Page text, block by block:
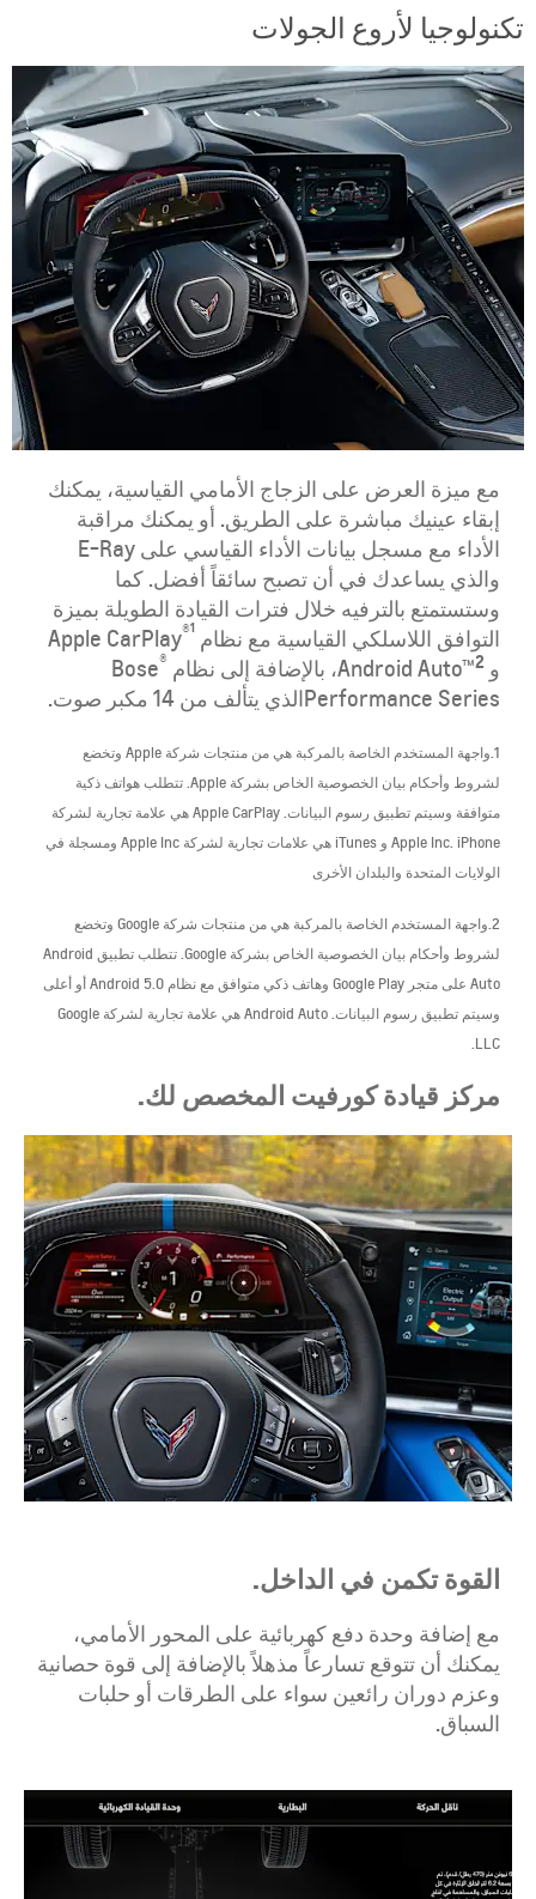
تكنولوجيا لأروع الجولات
​مع ميزة العرض على الزجاج الأمامي القياسية، يمكنك
إبقاء عينيك مباشرة على الطريق. أو يمكنك مراقبة
الأداء مع مسجل بيانات الأداء القياسي على E-Ray
والذي يساعدك في أن تصبح سائقاً أفضل. كما
وستستمتع بالترفيه خلال فترات القيادة الطويلة بميزة
التوافق اللاسلكي القياسية مع نظام Apple CarPlay ®1
و Android Auto™ 2 ، بالإضافة إلى نظام Bose ®
Performance Seriesالذي يتألف من 14 مكبر صوت.
1.واجهة المستخدم الخاصة بالمركبة هي من منتجات شركة Apple وتخضع
لشروط وأحكام بيان الخصوصية الخاص بشركة Apple. تتطلب هواتف ذكية
متوافقة وسيتم تطبيق رسوم البيانات. Apple CarPlay هي علامة تجارية لشركة
Apple Inc. iPhone و iTunes هي علامات تجارية لشركة Apple Inc ومسجلة في
الولايات المتحدة والبلدان الأخرى
2.واجهة المستخدم الخاصة بالمركبة هي من منتجات شركة Google وتخضع
لشروط وأحكام بيان الخصوصية الخاص بشركة Google. تتطلب تطبيق Android
Auto على متجر Google Play وهاتف ذكي متوافق مع نظام Android 5.0 أو أعلى
وسيتم تطبيق رسوم البيانات. Android Auto هي علامة تجارية لشركة Google
LLC.
مركز قيادة كورفيت المخصص لك.
القوة تكمن في الداخل.
مع إضافة وحدة دفع كهربائية على المحور الأمامي،
يمكنك أن تتوقع تسارعاً مذهلاً بالإضافة إلى قوة حصانية
وعزم دوران رائعين سواء على الطرقات أو حلبات
السباق.